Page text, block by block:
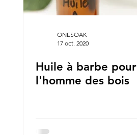
ONESOAK
17 oct. 2020
Huile à barbe pour
l'homme des bois